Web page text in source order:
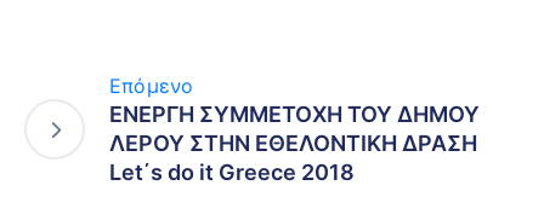
Επόμενο
ΕΝΕΡΓΗ ΣΥΜΜΕΤΟΧΗ ΤΟΥ ΔΗΜΟΥ
ΛΕΡΟΥ ΣΤΗΝ ΕΘΕΛΟΝΤΙΚΗ ΔΡΑΣΗ
Let΄s do it Greece 2018